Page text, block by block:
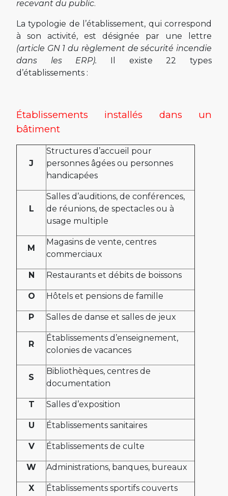
recevant du public.
La typologie de l’établissement, qui correspond
à son activité, est désignée par une lettre
(article GN 1 du règlement de sécurité incendie
dans les ERP). Il existe 22 types
d’établissements :
Établissements installés dans un
bâtiment
J
Structures d’accueil pour
personnes âgées ou personnes
handicapées
L
Salles d’auditions, de conférences,
de réunions, de spectacles ou à
usage multiple
M
Magasins de vente, centres
commerciaux
N Restaurants et débits de boissons
O Hôtels et pensions de famille
P Salles de danse et salles de jeux
R
Établissements d’enseignement,
colonies de vacances
S
Bibliothèques, centres de
documentation
T Salles d’exposition
U Établissements sanitaires
V Établissements de culte
W Administrations, banques, bureaux
X Établissements sportifs couverts